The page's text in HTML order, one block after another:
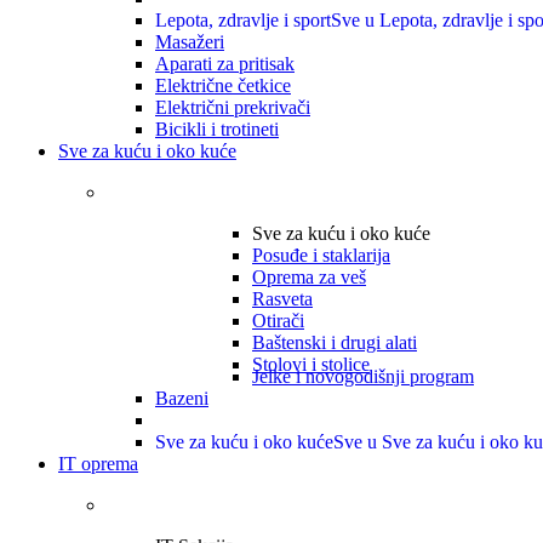
Lepota, zdravlje i sportSve u Lepota, zdravlje i
Masažeri
Aparati za pritisak
Električne četkice
Električni prekrivači
Bicikli i trotineti
Sve za kuću i oko kuće
Sve za kuću i oko kuće
Posuđe i staklarija
Oprema za veš
Rasveta
Otirači
Baštenski i drugi alati
Stolovi i stolice
Jelke i novogodišnji program
Bazeni
Sve za kuću i oko kućeSve u Sve za kuću i oko
IT oprema